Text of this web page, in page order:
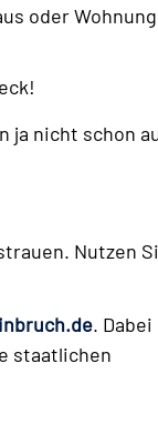
oder
ja nicht schon
Nutzen
.
staatlichen